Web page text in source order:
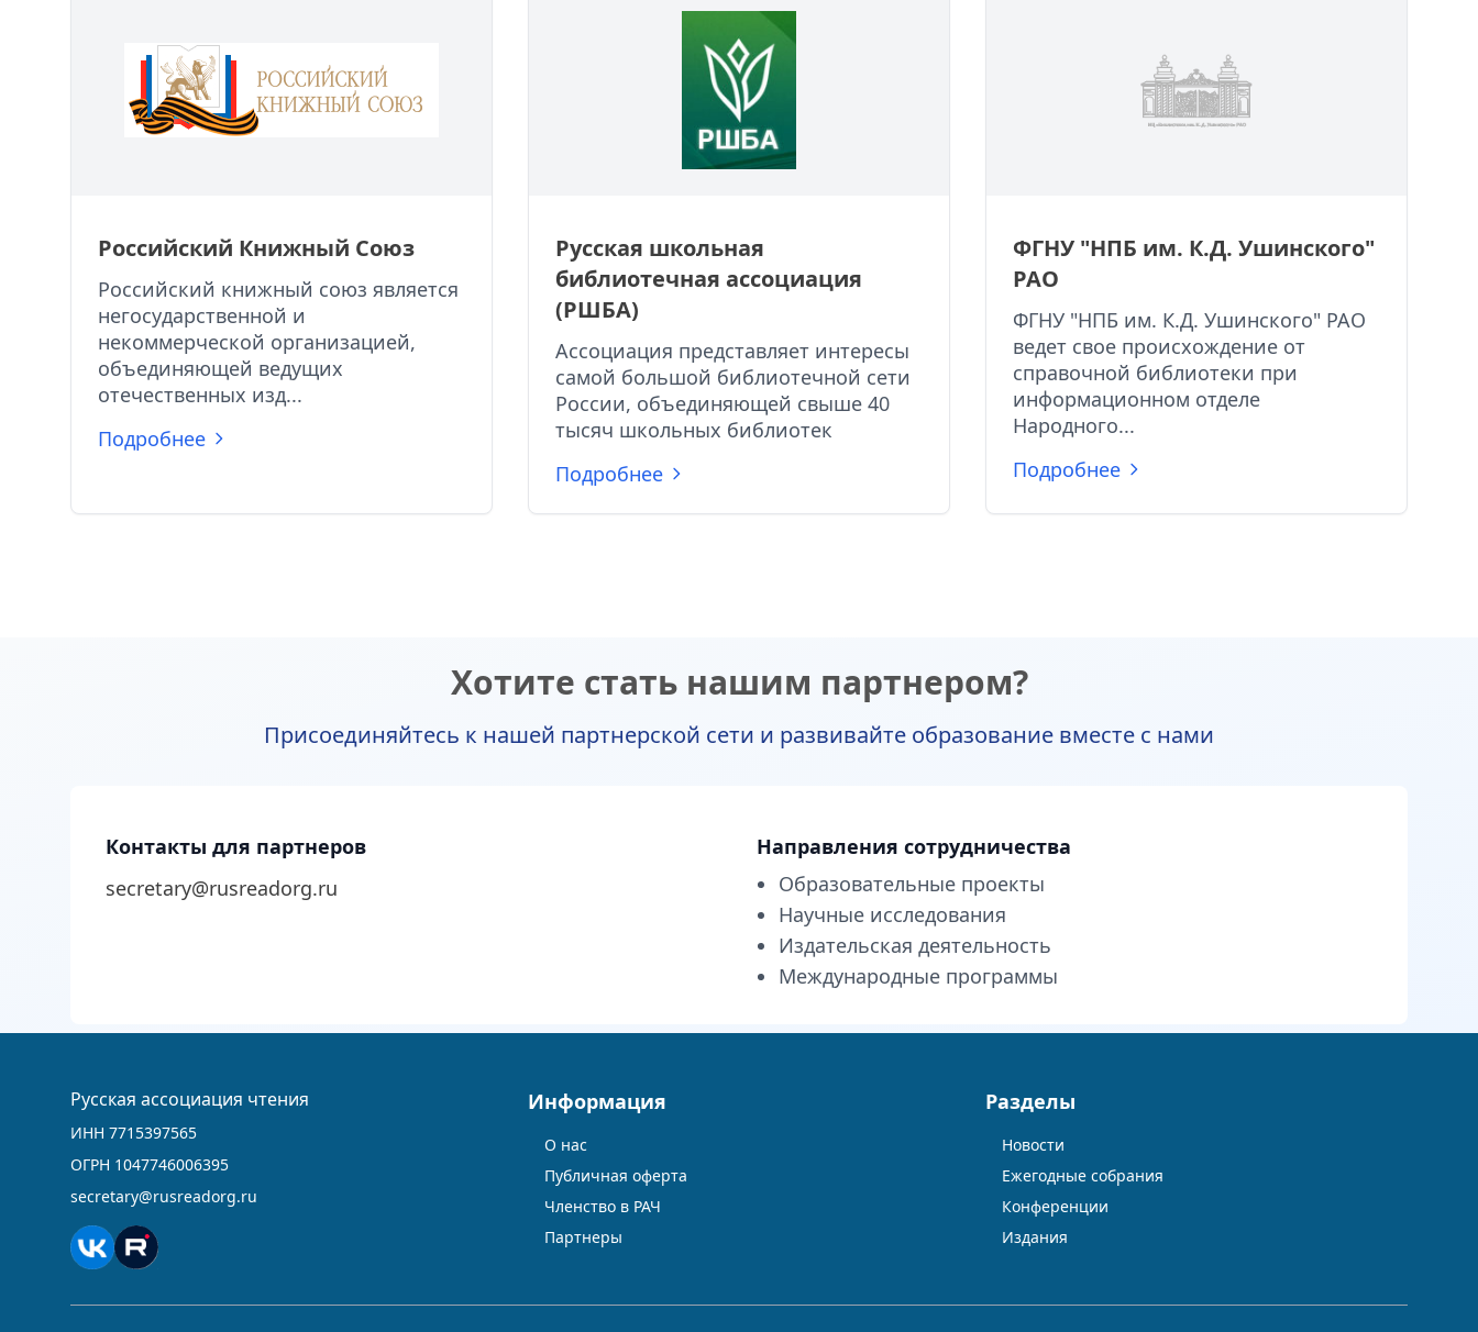
Российский Книжный Союз
Российский книжный союз является
негосударственной и
некоммерческой организацией,
объединяющей ведущих
отечественных изд...
Подробнее
Русская школьная
библиотечная ассоциация
(РШБА)
Ассоциация представляет интересы
самой большой библиотечной сети
России, объединяющей свыше 40
тысяч школьных библиотек
Подробнее
ФГНУ "НПБ им. К.Д. Ушинского"
РАО
ФГНУ "НПБ им. К.Д. Ушинского" РАО
ведет свое происхождение от
справочной библиотеки при
информационном отделе
Народного...
Подробнее
Хотите стать нашим партнером?
Присоединяйтесь к нашей партнерской сети и развивайте образование вместе с нами
Контакты для партнеров
secretary@rusreadorg.ru
Направления сотрудничества
Образовательные проекты
Научные исследования
Издательская деятельность
Международные программы
Русская ассоциация чтения
ИНН 7715397565
ОГРН 1047746006395
secretary@rusreadorg.ru
Информация
О нас
Публичная оферта
Членство в РАЧ
Партнеры
Разделы
Новости
Ежегодные собрания
Конференции
Издания